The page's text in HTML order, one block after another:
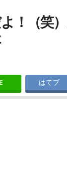
！（笑
はてブ